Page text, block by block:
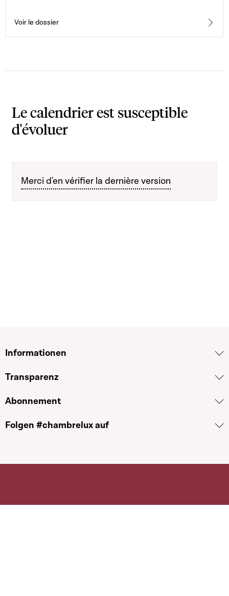
points 3, 4 et 11, de l'accord salarial dans la Fonction
Voir le dossier
Le calendrier est susceptible
d'évoluer
Merci d'en vérifier la dernière version
Informationen
Transparenz
Abonnement
Folgen #chambrelux auf